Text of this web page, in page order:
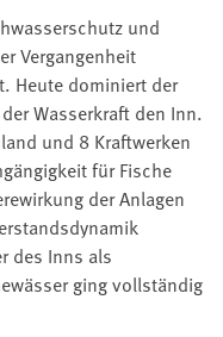
und
Vergangenheit
Heute dominiert der
Wasserkraft den Inn.
und 8 Kraftwerken
für Fische
der Anlagen
des Inns als
ging vollständig